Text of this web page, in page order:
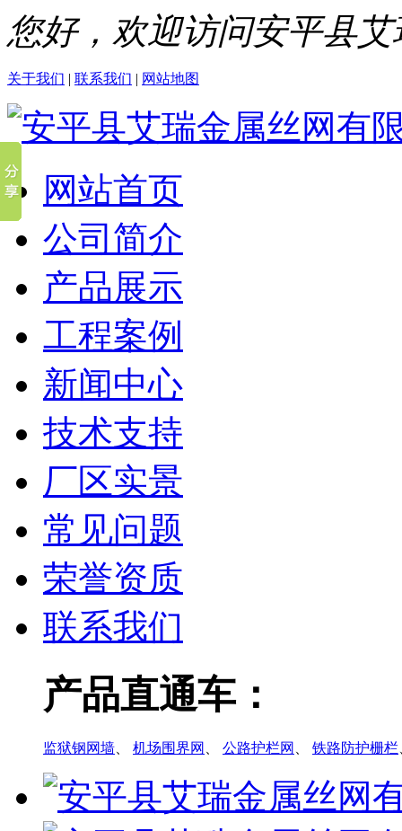
您好，欢迎访问安平县
关于我们 | 联系我们 | 网站地图
网站首页
公司简介
产品展示
工程案例
新闻中心
技术支持
厂区实景
常见问题
荣誉资质
联系我们
产品直通车：
监狱钢网墙 机场围界网 公路护栏网 铁路防护栅栏